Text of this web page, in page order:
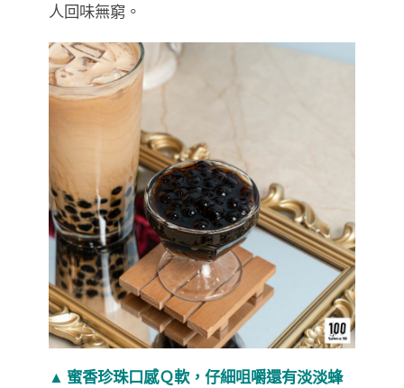
人回味無窮。
▲ 蜜香珍珠口感Ｑ軟，仔細咀嚼還有淡淡蜂